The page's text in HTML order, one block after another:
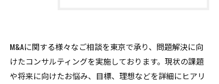
M&Aに関する様々なご相談を東京で承り、問題解決に向
けたコンサルティングを実施しております。現状の課題
や将来に向けたお悩み、目標、理想などを詳細にヒアリ